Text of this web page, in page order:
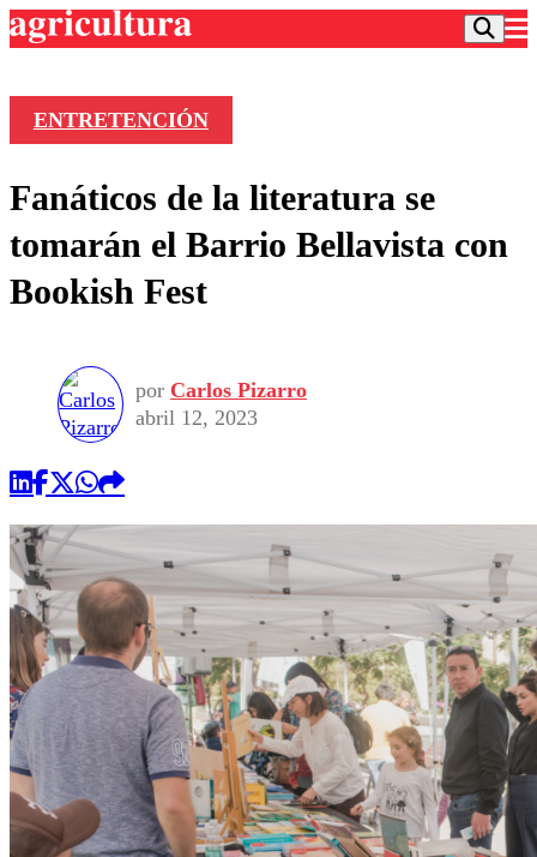
Frecuencias
Agricultura TV
Deportes
Colo Colo
Seleccion Chilena
Torneo Internacional
Entretención
Economía
Internacional
Publicaciones en medios
Opinión
ENTRETENCIÓN
Fanáticos de la literatura se
tomarán el Barrio Bellavista con
Bookish Fest
por Carlos Pizarro
abril 12, 2023